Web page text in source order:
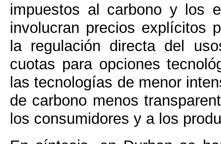
impuestos al carbono y los
involucran precios explícitos
la regulación directa del
cuotas para opciones
las tecnologías de menor
de carbono menos
los consumidores y a los